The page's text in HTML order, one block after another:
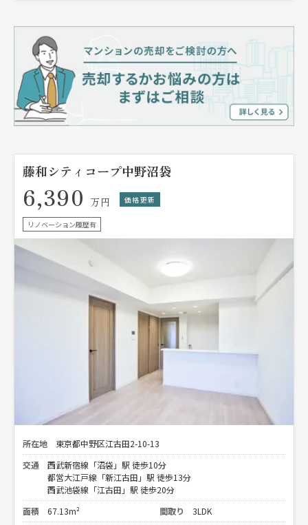
藤和シティコープ中野沼袋
6,390 万円 価格更新
リノベーション履歴有
所在地
東京都中野区江古田2-10-13
交通
西武新宿線「沼袋」駅 徒歩10分
都営大江戸線「新江古田」駅 徒歩13分
西武池袋線「江古田」駅 徒歩20分
面積
67.13m² 間取り
3LDK